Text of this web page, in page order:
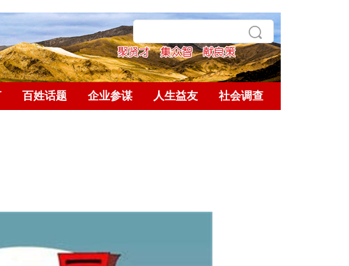
百姓话题 企业参谋 人生益友 社会调查